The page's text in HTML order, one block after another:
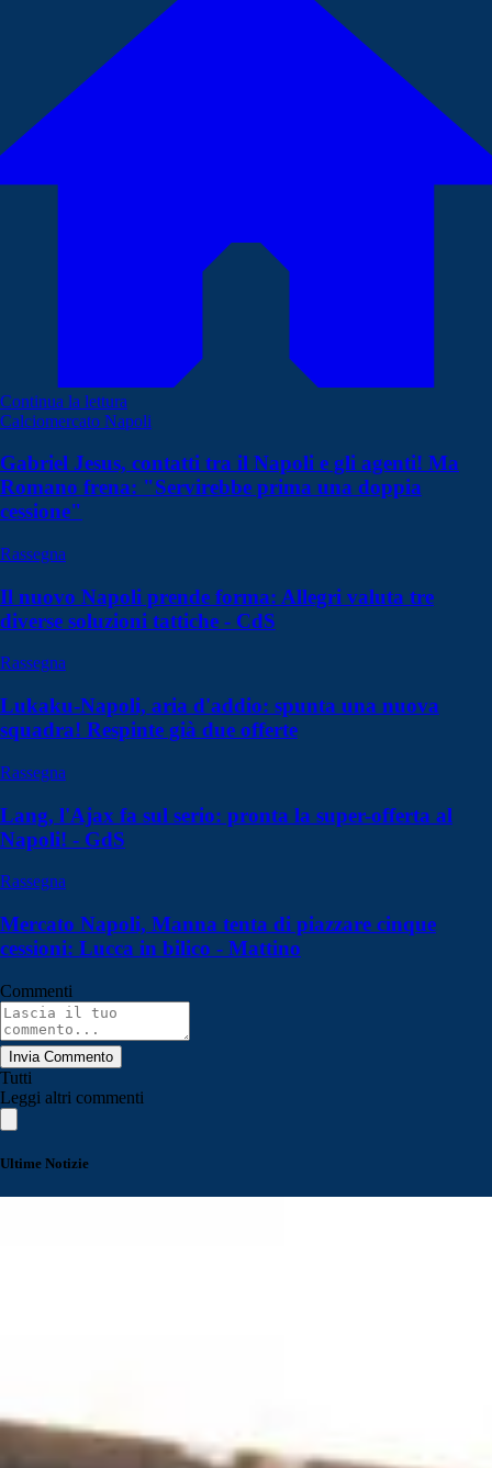
Continua la lettura
Calciomercato Napoli
Gabriel Jesus, contatti tra il Napoli e gli agenti! Ma
Romano frena: "Servirebbe prima una doppia
cessione"
Rassegna
Il nuovo Napoli prende forma: Allegri valuta tre
diverse soluzioni tattiche - CdS
Rassegna
Lukaku-Napoli, aria d'addio: spunta una nuova
squadra! Respinte già due offerte
Rassegna
Lang, l'Ajax fa sul serio: pronta la super-offerta al
Napoli! - GdS
Rassegna
Mercato Napoli, Manna tenta di piazzare cinque
cessioni: Lucca in bilico - Mattino
Commenti
Invia Commento
Tutti
Leggi altri commenti
Ultime Notizie